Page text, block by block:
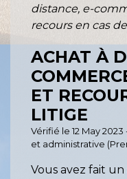
distance, e-
recours en cas
ACHAT À
ET
LITIGE
Vérifié le 12 May
et administrative
Vous avez fait